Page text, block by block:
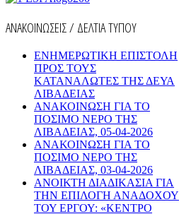
ΑΝΑΚΟΙΝΩΣΕΙΣ / ΔΕΛΤΙΑ ΤΥΠΟΥ
ΕΝΗΜΕΡΩΤΙΚΗ ΕΠΙΣΤΟΛΗ
ΠΡΟΣ ΤΟΥΣ
ΚΑΤΑΝΑΛΩΤΕΣ ΤΗΣ ΔΕΥΑ
ΛΙΒΑΔΕΙΑΣ
ΑΝΑΚΟΙΝΩΣΗ ΓΙΑ ΤΟ
ΠΟΣΙΜΟ ΝΕΡΟ ΤΗΣ
ΛΙΒΑΔΕΙΑΣ, 05-04-2026
ΑΝΑΚΟΙΝΩΣΗ ΓΙΑ ΤΟ
ΠΟΣΙΜΟ ΝΕΡΟ ΤΗΣ
ΛΙΒΑΔΕΙΑΣ, 03-04-2026
AΝΟΙΚΤΗ ΔΙΑΔΙΚΑΣΙΑ ΓΙΑ
ΤΗΝ ΕΠΙΛΟΓΗ ΑΝΑΔΟΧΟΥ
ΤΟΥ ΕΡΓΟΥ: «ΚΕΝΤΡΟ